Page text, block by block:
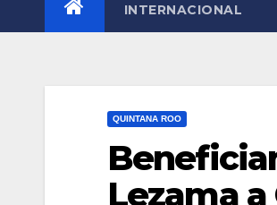
INTERNACIONAL
QUINTANA ROO
Lezama